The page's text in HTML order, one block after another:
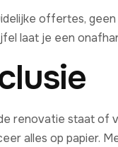
offertes,
laat je een
renovatie staat of
alles op papier.